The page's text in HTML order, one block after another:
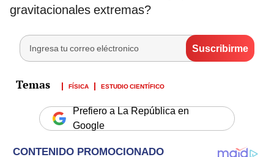
gravitacionales extremas?
FÍSICA ESTUDIO CIENTÍFICO
Prefiero a La República en
Google